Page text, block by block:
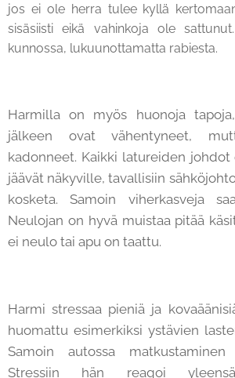
jos ei ole herra tulee kyllä
sisäsiisti eikä vahinkoja ole
kunnossa, lukuunottamatta rabiesta.
Harmilla on myös huonoja
jälkeen ovat vähentyneet,
kadonneet. Kaikki latureiden johdot
jäävät näkyville, tavallisiin
kosketa. Samoin viherkasveja
Neulojan on hyvä muistaa pitää
ei neulo tai apu on taattu.
Harmi stressaa pieniä ja
huomattu esimerkiksi ystävien
Samoin autossa
Stressiin hän reagoi yleensä